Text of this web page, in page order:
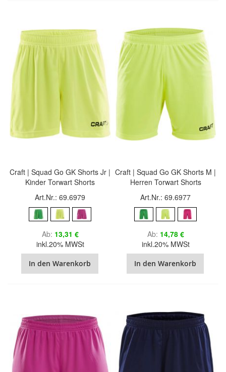
Craft | Squad Go GK Shorts Jr |
Kinder Torwart Shorts
Art.Nr.: 69.6979
Ab 13,31 €
inkl.20% MWSt
In den Warenkorb
Craft | Squad Go GK Shorts M |
Herren Torwart Shorts
Art.Nr.: 69.6977
Ab 14,78 €
inkl.20% MWSt
In den Warenkorb